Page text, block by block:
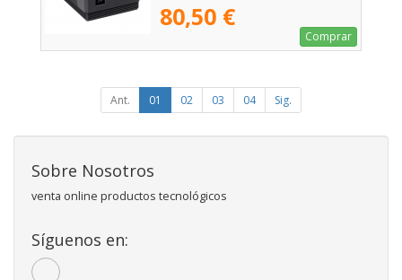
80,50 €
Comprar
Ant. 01 02 03 04 Sig.
Sobre Nosotros
venta online productos tecnológicos
Síguenos en: